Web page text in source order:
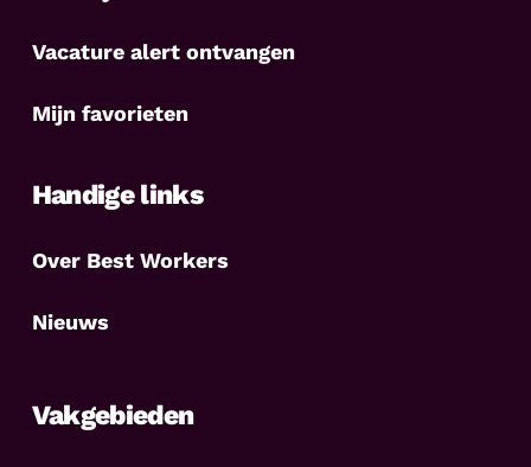
Vacature alert ontvangen
Mijn favorieten
Handige links
Over Best Workers
Nieuws
Vakgebieden